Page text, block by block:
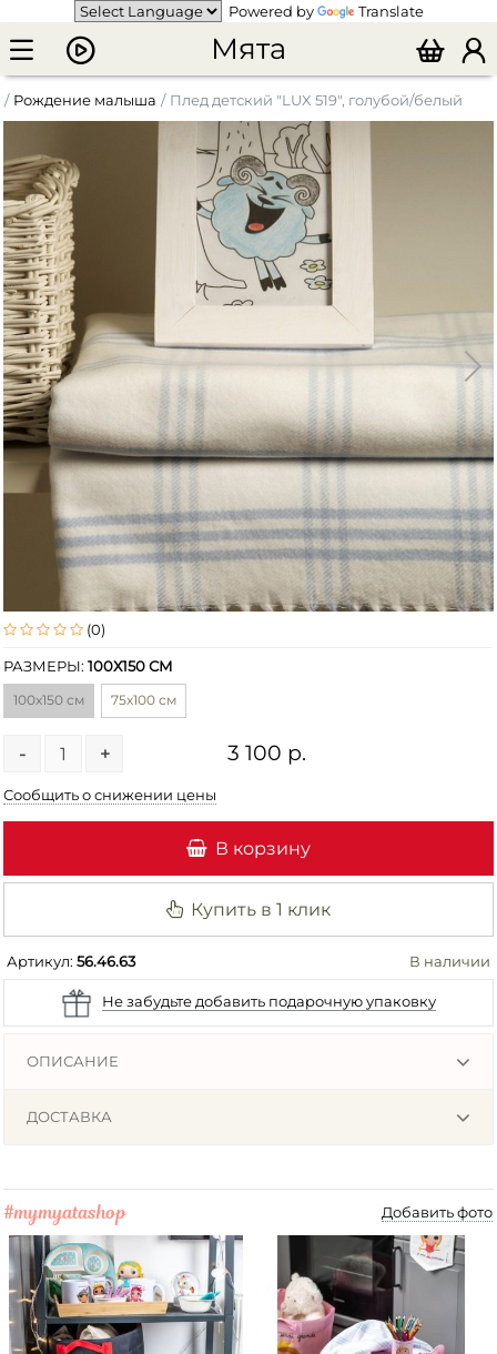
Powered by Translate
Мята
Рождение малыша Плед детский "LUX 519", голубой/белый
(0)
РАЗМЕРЫ:100Х150 СМ
100х150 см 75х100 см
- + 3 100 р.
Сообщить о снижении цены
В корзину
Купить в 1 клик
Артикул:56.46.63 В наличии
Не забудьте добавить подарочную упаковку
ОПИСАНИЕ
ДОСТАВКА
#mymyatashop Добавить фото